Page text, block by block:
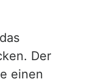
Der
einen